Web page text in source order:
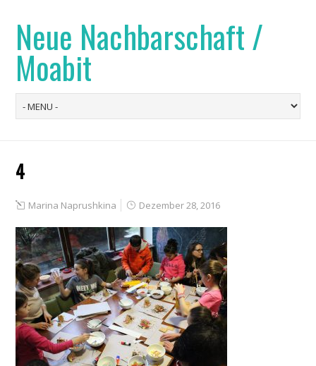
Neue Nachbarschaft /
Moabit
4
Marina Naprushkina Dezember 28, 2016